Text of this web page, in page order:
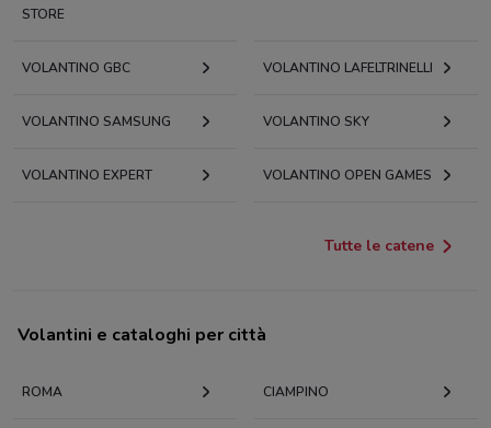
STORE
VOLANTINO GBC VOLANTINO LAFELTRINELLI
VOLANTINO SAMSUNG VOLANTINO SKY
VOLANTINO EXPERT VOLANTINO OPEN GAMES
Tutte le catene
Volantini e cataloghi per città
ROMA CIAMPINO